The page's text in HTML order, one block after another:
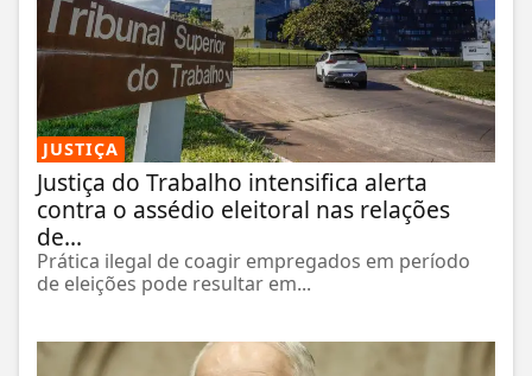
JUSTIÇA
Justiça do Trabalho intensifica alerta
contra o assédio eleitoral nas relações
de...
Prática ilegal de coagir empregados em período
de eleições pode resultar em...